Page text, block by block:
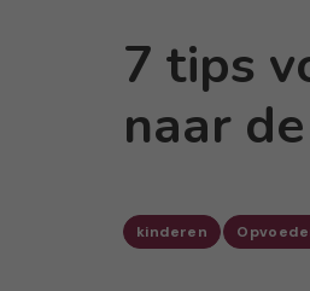
7 tips
naar
kinderen